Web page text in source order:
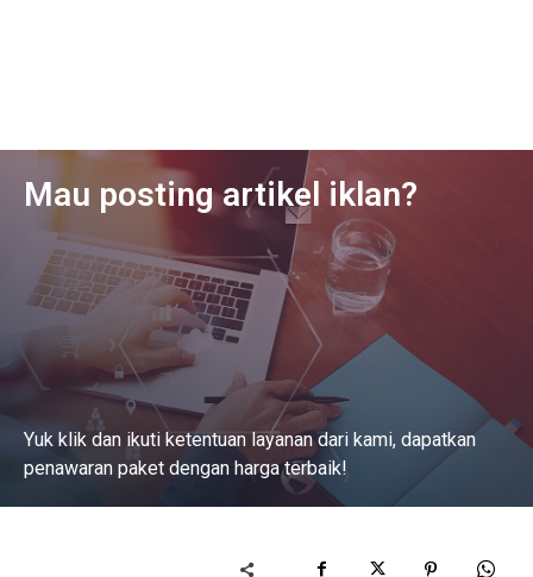
Mau posting artikel iklan?
Yuk klik dan ikuti ketentuan layanan dari kami, dapatkan
penawaran paket dengan harga terbaik!